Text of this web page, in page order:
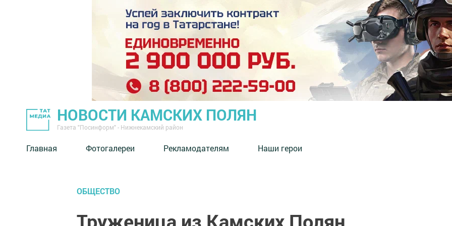
НОВОСТИ КАМСКИХ ПОЛЯН
Газета "Посинформ" - Нижнекамский район
Главная Фотогалереи Рекламодателям Наши герои
ОБЩЕСТВО
Труженица из Камских Полян